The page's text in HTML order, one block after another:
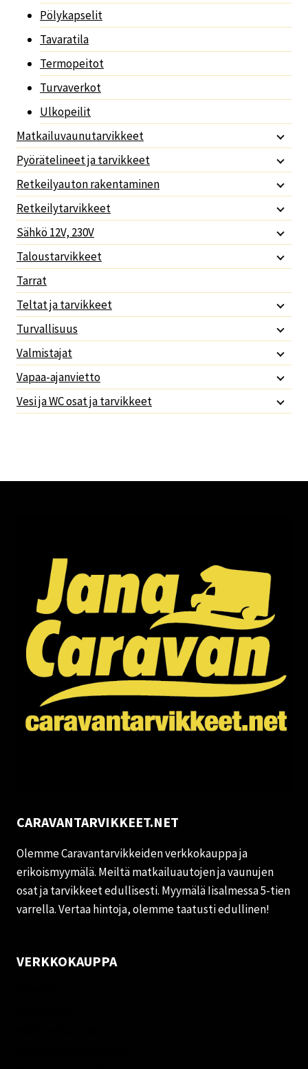
Pölykapselit
Tavaratila
Termopeitot
Turvaverkot
Ulkopeilit
Matkailuvaunutarvikkeet
Pyörätelineet ja tarvikkeet
Retkeilyauton rakentaminen
Retkeilytarvikkeet
Sähkö 12V, 230V
Taloustarvikkeet
Tarrat
Teltat ja tarvikkeet
Turvallisuus
Valmistajat
Vapaa-ajanvietto
Vesi ja WC osat ja tarvikkeet
CARAVANTARVIKKEET.NET
Olemme Caravantarvikkeiden verkkokauppa ja
erikoismyymälä. Meiltä matkailuautojen ja vaunujen
osat ja tarvikkeet edullisesti. Myymälä Iisalmessa 5-tien
varrella. Vertaa hintoja, olemme taatusti edullinen!
VERKKOKAUPPA